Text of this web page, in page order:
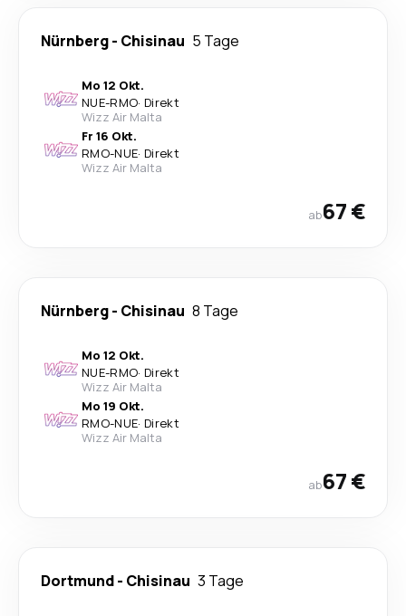
Nürnberg- Chisinau 5 Tage
Mo 12 Okt.
NUE-RMO· Direkt
Wizz Air Malta
Fr 16 Okt.
RMO-NUE· Direkt
Wizz Air Malta
ab67 €
Nürnberg- Chisinau 8 Tage
Mo 12 Okt.
NUE-RMO· Direkt
Wizz Air Malta
Mo 19 Okt.
RMO-NUE· Direkt
Wizz Air Malta
ab67 €
Dortmund- Chisinau 3 Tage